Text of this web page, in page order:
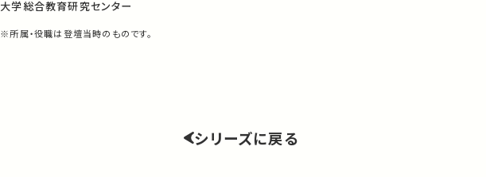
大学総合教育研究センター
※所属・役職は登壇当時のものです。
シリーズに戻る